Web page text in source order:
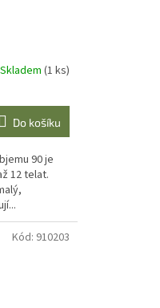
Skladem (1 ks)
Do košíku
90 je
12 telat.
Kód: 910203